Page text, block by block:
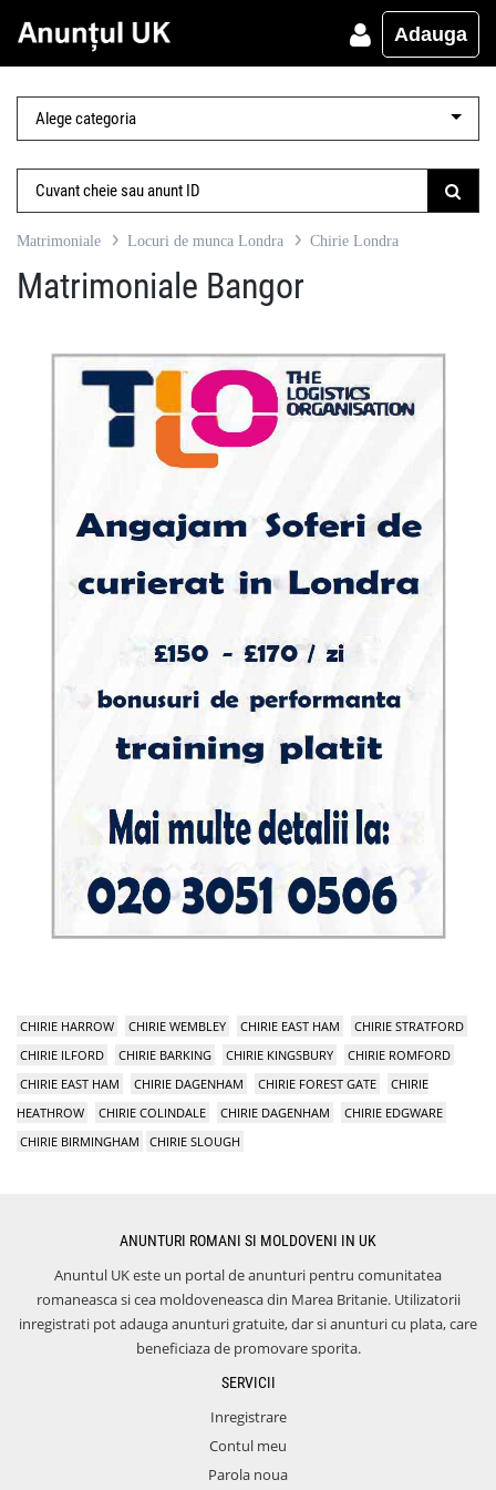
Adauga
Matrimoniale Locuri de munca Londra Chirie Londra
Matrimoniale Bangor
CHIRIE HARROW CHIRIE WEMBLEY CHIRIE EAST HAM
CHIRIE STRATFORD
CHIRIE ILFORD
CHIRIE BARKING CHIRIE KINGSBURY
CHIRIE ROMFORD
CHIRIE EAST HAM
CHIRIE DAGENHAM CHIRIE FOREST GATE
CHIRIE
HEATHROW
CHIRIE COLINDALE CHIRIE DAGENHAM
CHIRIE EDGWARE
CHIRIE BIRMINGHAM
CHIRIE SLOUGH
ANUNTURI ROMANI SI MOLDOVENI IN UK
Anuntul UK este un portal de anunturi pentru comunitatea
romaneasca si cea moldoveneasca din Marea Britanie. Utilizatorii
inregistrati pot adauga anunturi gratuite, dar si anunturi cu plata, care
beneficiaza de promovare sporita.
SERVICII
Inregistrare
Contul meu
Parola noua